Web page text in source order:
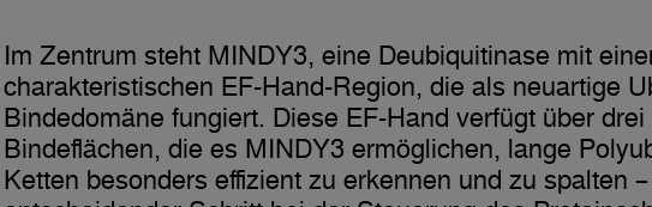
Im Zentrum steht MINDY3, eine Deubiquitinase mit
charakteristischen EF-Hand-Region, die als neuartige
Bindedomäne fungiert. Diese EF-Hand verfügt über drei
Bindeflächen, die es MINDY3 ermöglichen, lange
Ketten besonders effizient zu erkennen und zu spalten